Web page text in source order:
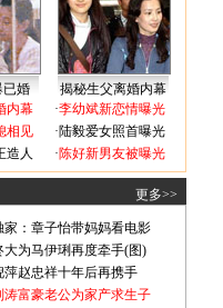
已婚
揭秘生父离婚内幕
内幕
相见
造人
·李幼斌新恋情曝光
·陆毅爱女照首曝光
·陈好新男友被曝光
更多>>
家：章子怡带妈妈看电影
大为马伊琍再度牵手(图)
萍赵忠祥十年后再携手
涛富豪老公为家产求生子